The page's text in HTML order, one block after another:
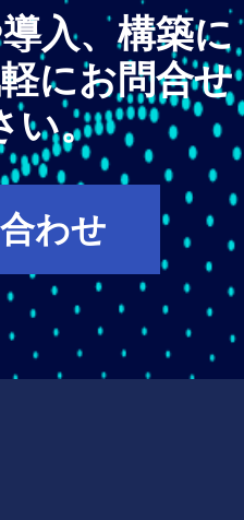
入、構築に
にお問合せ
い。
わせ